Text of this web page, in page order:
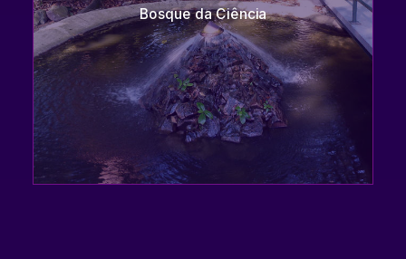
Centro Cultural Palácio Rio Negro